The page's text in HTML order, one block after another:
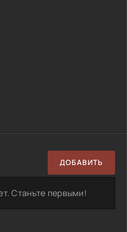
ДОБАВИТЬ
Станьте первыми!